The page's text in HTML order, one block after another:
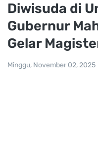
Diwisuda di
Gubernur
Gelar
Minggu, November 02, 2025